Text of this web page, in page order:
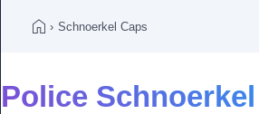
› Schnoerkel Caps
Police